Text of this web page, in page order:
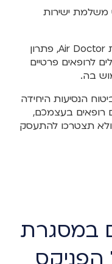
משלמת ישירות
השירות באפליקציה ניתן ע"י חברת Air Doctor, פתרון
לרופאים פרטיים
בה.
הנסיעות היחידה
בעצמכם,
תצטרכו להתעסק
במסגרת